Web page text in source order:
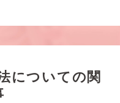
についての関